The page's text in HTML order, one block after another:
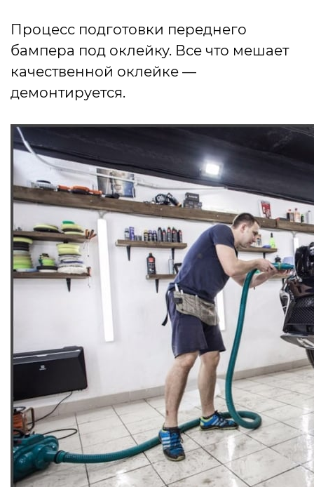
Процесс подготовки переднего
бампера под оклейку. Все что мешает
качественной оклейке —
демонтируется.